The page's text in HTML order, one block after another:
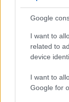
Google
I want to
related to
device
I want to
Google for
Az utolsó
évekbeli
A múzeum